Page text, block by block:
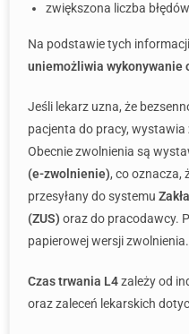
zwiększona liczba
Na podstawie tych
uniemożliwia wykonywanie
Jeśli lekarz uzna, że
pacjenta do pracy, wystawia
Obecnie zwolnienia są
(e-zwolnienie), co oznacza,
przesyłany do systemu
(ZUS) oraz do pracodawcy.
papierowej wersji zwolnienia.
Czas trwania L4zależy od
oraz zaleceń lekarskich